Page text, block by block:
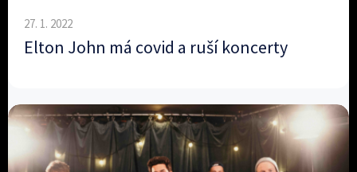
27. 1. 2022
Elton John má covid a ruší koncerty